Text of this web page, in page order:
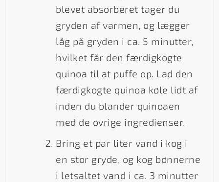
blevet absorberet tager du
gryden af varmen, og lægger
låg på gryden i ca. 5 minutter,
hvilket får den færdigkogte
quinoa til at puffe op. Lad den
færdigkogte quinoa køle lidt af
inden du blander quinoaen
med de øvrige ingredienser.
Bring et par liter vand i kog i
en stor gryde, og kog bønnerne
i letsaltet vand i ca. 3 minutter